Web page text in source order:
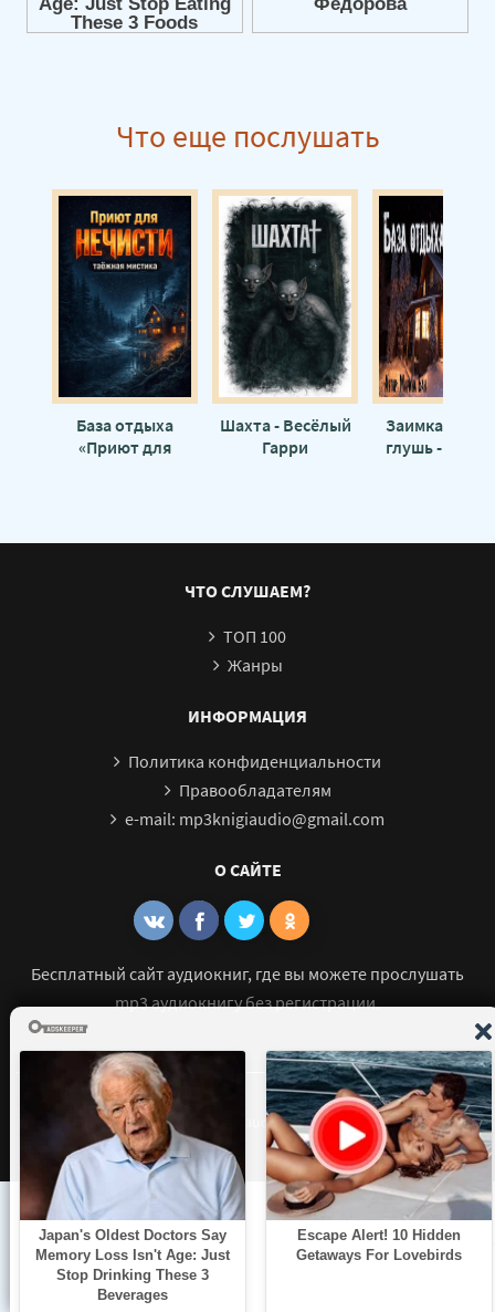
Что еще послушать
База отдыха
«Приют для
Шахта - Весёлый
Гарри
Заимка
глушь -
ЧТО СЛУШАЕМ?
ТОП 100
Жанры
ИНФОРМАЦИЯ
Политика конфиденциальности
Правообладателям
e-mail: mp3knigiaudio@gmail.com
О САЙТЕ
Бесплатный сайт аудиокниг, где вы можете прослушать
mp3 аудиокнигу без регистрации.
© 2021 - 2026 mp3-knigi-audio.com Все права защищены